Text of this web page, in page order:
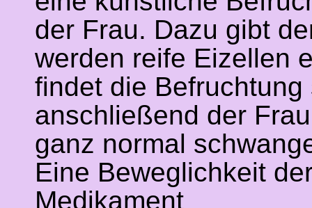
der Frau. Dazu gibt
werden reife Eizellen
findet die
anschließend der
ganz normal
Eine Beweglichkeit
Medikament